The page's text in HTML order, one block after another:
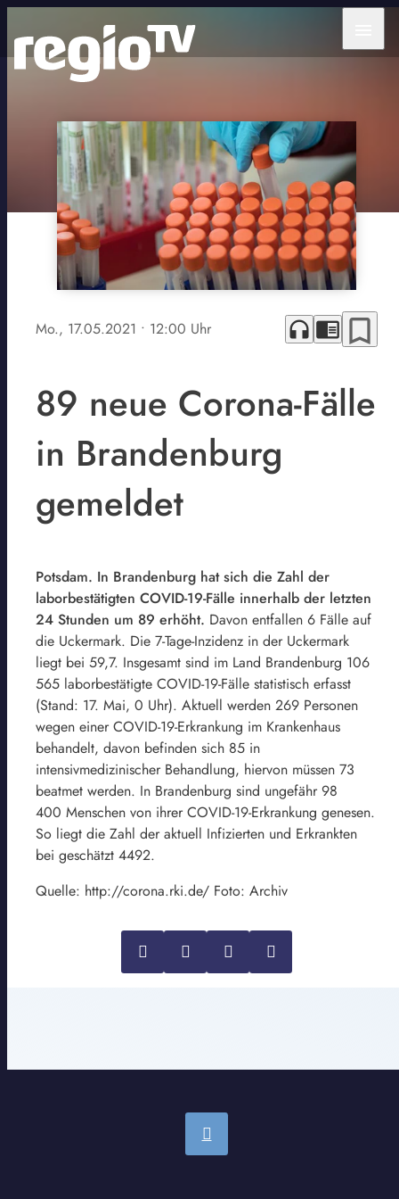
Mo., 17.05.2021 • 12:00 Uhr headphones chrome_reader_mode bookmark_border
89 neue Corona-Fälle
in Brandenburg
gemeldet
Potsdam. In Brandenburg hat sich die Zahl der
laborbestätigten COVID-19-Fälle innerhalb der letzten
24 Stunden um 89 erhöht. Davon entfallen 6 Fälle auf
die Uckermark. Die 7-Tage-Inzidenz in der Uckermark
liegt bei 59,7. Insgesamt sind im Land Brandenburg 106
565 laborbestätigte COVID-19-Fälle statistisch erfasst
(Stand: 17. Mai, 0 Uhr). Aktuell werden 269 Personen
wegen einer COVID-19-Erkrankung im Krankenhaus
behandelt, davon befinden sich 85 in
intensivmedizinischer Behandlung, hiervon müssen 73
beatmet werden. In Brandenburg sind ungefähr 98
400 Menschen von ihrer COVID-19-Erkrankung genesen.
So liegt die Zahl der aktuell Infizierten und Erkrankten
bei geschätzt 4492.
Quelle: http://corona.rki.de/ Foto: Archiv